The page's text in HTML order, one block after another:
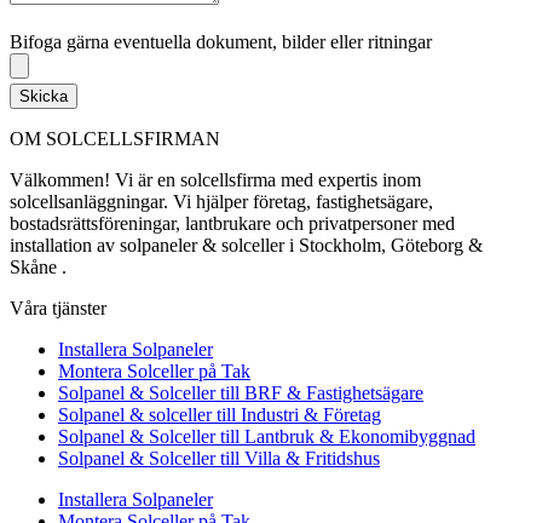
Bifoga gärna eventuella dokument, bilder eller ritningar
Skicka
OM SOLCELLSFIRMAN
Välkommen! Vi är en solcellsfirma med expertis inom
solcellsanläggningar. Vi hjälper företag, fastighetsägare,
bostadsrättsföreningar, lantbrukare och privatpersoner med
installation av solpaneler & solceller i Stockholm, Göteborg &
Skåne .
Våra tjänster
Installera Solpaneler
Montera Solceller på Tak
Solpanel & Solceller till BRF & Fastighetsägare
Solpanel & solceller till Industri & Företag
Solpanel & Solceller till Lantbruk & Ekonomibyggnad
Solpanel & Solceller till Villa & Fritidshus
Installera Solpaneler